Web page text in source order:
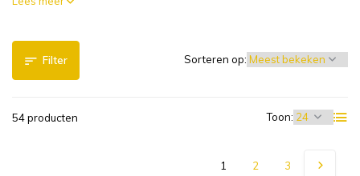
Filter
54 producten Toon:
Sorteren op:
1 2 3